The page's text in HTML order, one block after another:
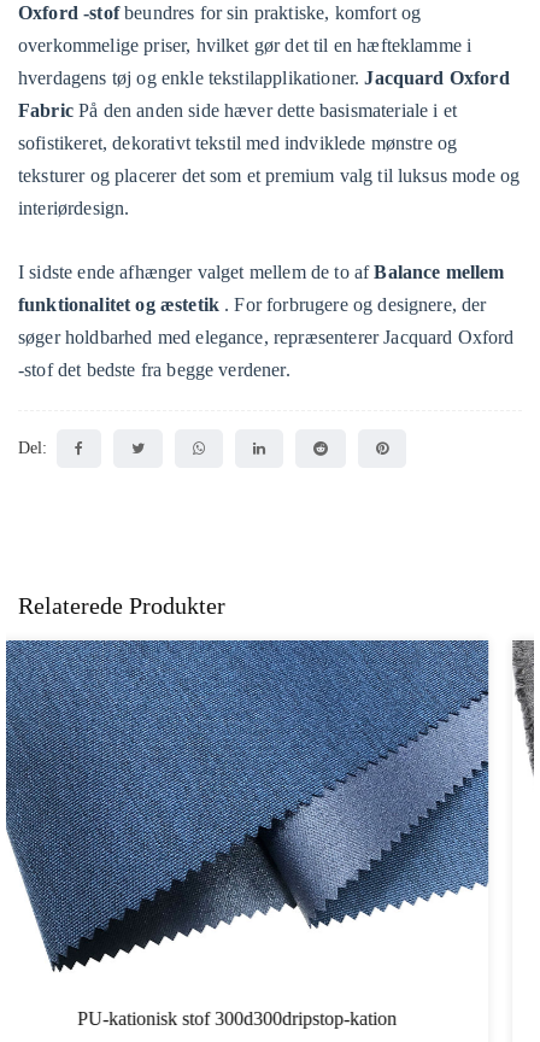
Oxford -stofbeundres for sin praktiske, komfort og
overkommelige priser, hvilket gør det til en hæfteklamme i
hverdagens tøj og enkle tekstilapplikationer.Jacquard Oxford
FabricPå den anden side hæver dette basismateriale i et
sofistikeret, dekorativt tekstil med indviklede mønstre og
teksturer og placerer det som et premium valg til luksus mode og
interiørdesign.
I sidste ende afhænger valget mellem de to afBalance mellem
funktionalitet og æstetik . For forbrugere og designere, der
søger holdbarhed med elegance, repræsenterer Jacquard Oxford
-stof det bedste fra begge verdener.
Del:
Relaterede Produkter
Kationisk stof 60060064PU-kation